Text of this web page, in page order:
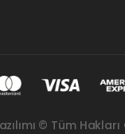
© Tüm Hakları